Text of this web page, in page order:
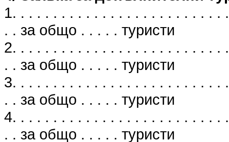
1. . . . . . . . . . . . . . . . . . . . . . . . .
. . за общо . . . . . туристи
2. . . . . . . . . . . . . . . . . . . . . . . . .
. . за общо . . . . . туристи
3. . . . . . . . . . . . . . . . . . . . . . . . .
. . за общо . . . . . туристи
4. . . . . . . . . . . . . . . . . . . . . . . . .
. . за общо . . . . . туристи